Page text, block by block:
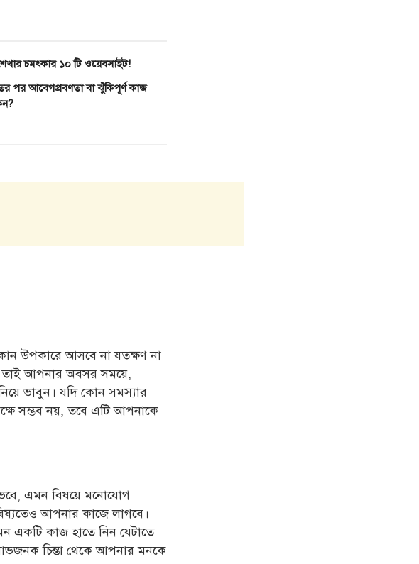
চমৎকার ১০ টি ওয়েবসাইট!
পর আবেগপ্রবণতা বা ঝুঁকিপূর্ণ কাজ
উপকারে আসবে না যতক্ষণ না
তাই আপনার অবসর সময়ে,
ভাবুন। যদি কোনসমস্যার
সম্ভবনয়, তবে এটি আপনাকে
এমন বিষয়ে মনোযোগ
আপনার কাজে লাগবে।
একটি কাজ হাতে নিন যেটাতে
চিন্তা থেকে আপনার মনকে